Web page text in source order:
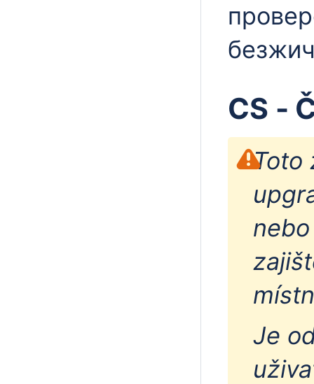
CS -
Toto
Je